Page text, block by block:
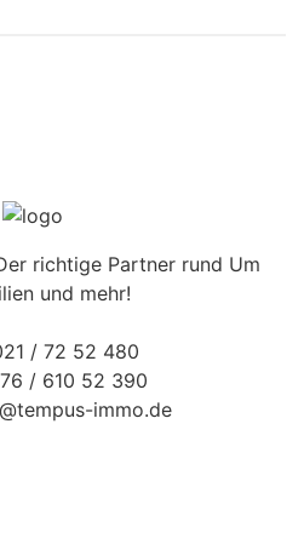
richtige Partner rund Um
und mehr!
/ 72 52 480
/ 610 52 390
immo.de